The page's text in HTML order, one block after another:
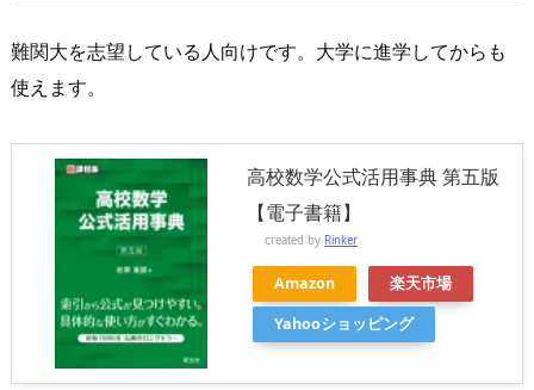
難関大を志望している人向けです。大学に進学してからも
使えます。
高校数学公式活用事典 第五版
【電子書籍】
created by Rinker
Amazon
楽天市場
Yahooショッピング